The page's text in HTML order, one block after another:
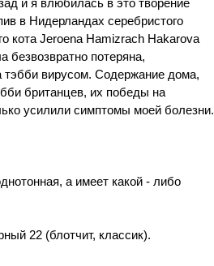
и я влюбилась в это творение
в Нидерландах серебристого
кота Jeroena Hamizrach Hakarova
безвозвратно потеряна,
тэбби вирусом. Содержание дома,
британцев, их победы на
усилили симптомы моей болезни.
а имеет какой - либо
22 (блотчит, классик).